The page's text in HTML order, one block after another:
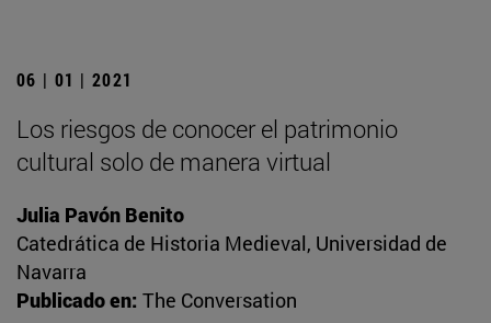
06 | 01 | 2021
Los riesgos de conocer el patrimonio
cultural solo de manera virtual
Julia Pavón Benito
Catedrática de Historia Medieval, Universidad de
Navarra
Publicado en: The Conversation